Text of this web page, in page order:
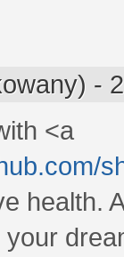
-
<a
health.